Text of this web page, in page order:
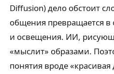
Diffusion) дело обстоит
общения превращается в
и освещения. ИИ,
«мыслит» образами.
понятия вроде